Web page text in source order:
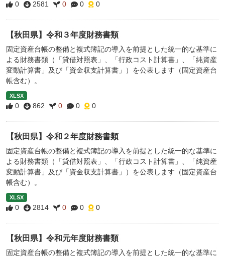
0 2581 0 0 0
【秋田県】令和３年度財務書類
固定資産台帳の整備と複式簿記の導入を前提とした統一的な基準に
よる財務書類（「貸借対照表」、「行政コスト計算書」、「純資産
変動計算書」及び「資金収支計算書」）を公表します（固定資産台
帳含む）。
XLSX
0 862 0 0 0
【秋田県】令和２年度財務書類
固定資産台帳の整備と複式簿記の導入を前提とした統一的な基準に
よる財務書類（「貸借対照表」、「行政コスト計算書」、「純資産
変動計算書」及び「資金収支計算書」）を公表します（固定資産台
帳含む）。
XLSX
0 2814 0 0 0
【秋田県】令和元年度財務書類
固定資産台帳の整備と複式簿記の導入を前提とした統一的な基準に